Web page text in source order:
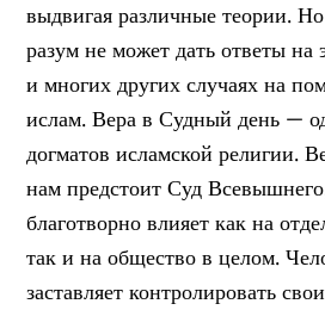
выдвигая различные теории.
разум не может дать ответы
и многих других случаях на
ислам. Вера в Судный день —
догматов исламской религии.
нам предстоит Суд
благотворно влияет как на
так и на общество в целом.
заставляет контролировать